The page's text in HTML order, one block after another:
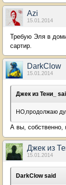
Azi
15.01.2014
Требую Эля в
сартир.
DarkClow
15.01.2014
Джек из Тени_
НО,продолжаю
А вы, собственно,
Джек из
15.01.2014
DarkClow said